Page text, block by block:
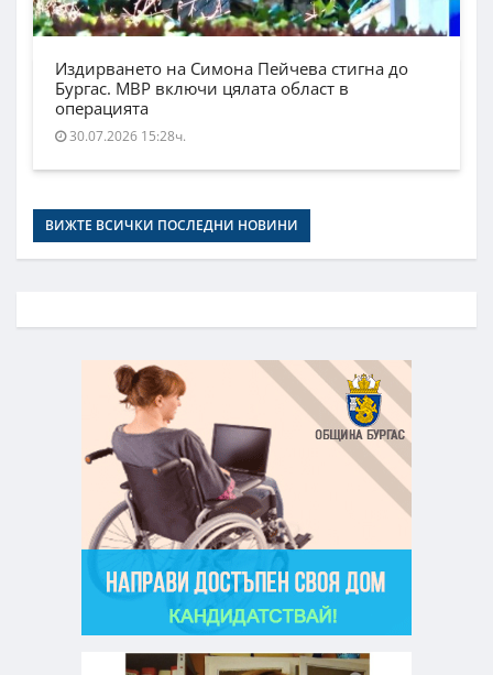
Издирването на Симона Пейчева стигна до
Бургас. МВР включи цялата област в
операцията
30.07.2026 15:28ч.
ВИЖТЕ ВСИЧКИ ПОСЛЕДНИ НОВИНИ